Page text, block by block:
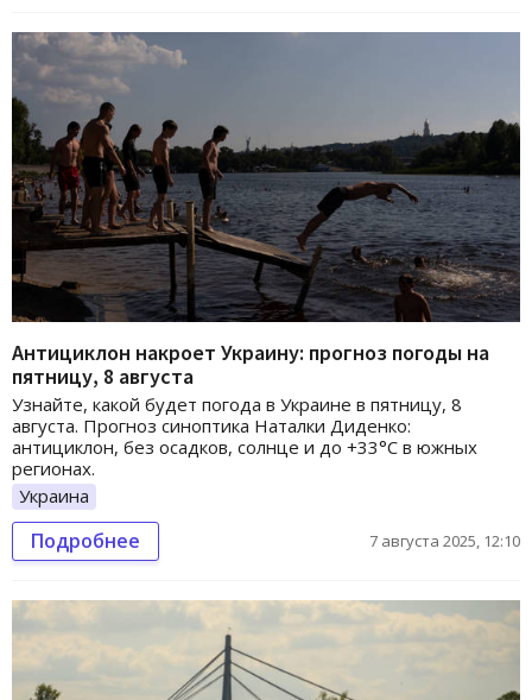
Антициклон накроет Украину: прогноз погоды на
пятницу, 8 августа
Узнайте, какой будет погода в Украине в пятницу, 8
августа. Прогноз синоптика Наталки Диденко:
антициклон, без осадков, солнце и до +33°C в южных
регионах.
Украина
Подробнее 7 августа 2025, 12:10